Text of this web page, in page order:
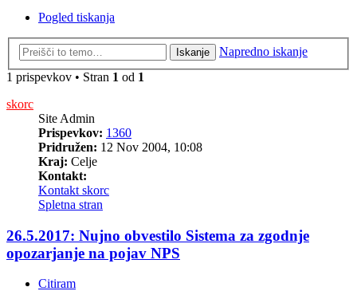
Pogled tiskanja
Iskanje
Napredno iskanje
1 prispevkov • Stran 1 od 1
skorc
Site Admin
Prispevkov: 1360
Pridružen: 12 Nov 2004, 10:08
Kraj: Celje
Kontakt:
Kontakt skorc
Spletna stran
26.5.2017: Nujno obvestilo Sistema za zgodnje
opozarjanje na pojav NPS
Citiram